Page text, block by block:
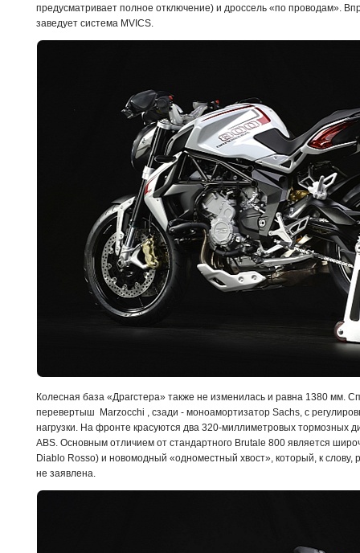
предусматривает полное отключение) и дроссель «по проводам».
заведует система MVICS.
Колесная база «Драгстера» также не изменилась и равна 1380 мм.
перевертыш Marzocchi , сзади - моноамортизатор Sachs, с
нагрузки. На фронте красуются два 320-миллиметровых тормозных
ABS. Основным отличием от стандартного Brutale 800 является
Diablo Rosso) и новомодный «одноместный хвост», который, к слову,
не заявлена.